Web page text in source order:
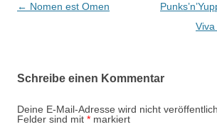
Beitragsnavigation
← Nomen est Omen
Schreibe einen Kommentar
Deine E-Mail-Adresse wird nicht
Felder sind mit * markiert